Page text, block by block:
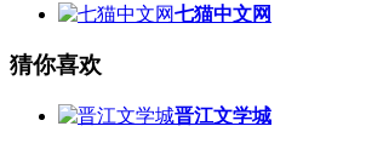
七猫中文网
猜你喜欢
晋江文学城